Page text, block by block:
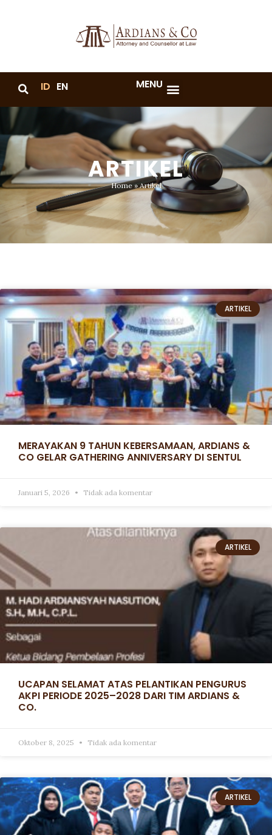
MENU
ID EN
ARTIKEL
Home»Artikel
ARTIKEL
MERAYAKAN 9 TAHUN KEBERSAMAAN, ARDIANS &
CO GELAR GATHERING ANNIVERSARY DI SENTUL
Januari 5, 2026 Tidak ada komentar
ARTIKEL
UCAPAN SELAMAT ATAS PELANTIKAN PENGURUS
AKPI PERIODE 2025–2028 DARI TIM ARDIANS &
CO.
Oktober 8, 2025 Tidak ada komentar
ARTIKEL